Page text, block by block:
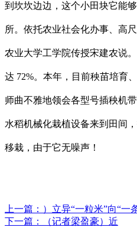
到坎坎边边，这个小田块它能
所。依托农业社会化办事、高
农业大学工学院传授宋建农说
达 72%。本年，目前秧苗培育
师曲不雅地领会各型号插秧机
水稻机械化栽植设备来到田间
移栽，由于它无噪声！
上一篇： ）立异“一粒米”向“一
下一篇：
（记者梁盈豪）近